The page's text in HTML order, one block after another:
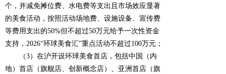
个，并减免摊位费、水电费等支出且市场效应显著
的美食活动，按照活动场地费、设施设备、宣传费
等费用支出的50%但不超过50万元给予一次性资金
支持，2026“环球美食汇”重点活动不超过100万元；
（3）在沪开设环球美食首店，包括中国（内
地）首店（旗舰店、创新概念店）、亚洲首店（旗